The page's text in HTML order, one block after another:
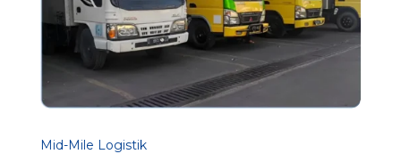
Mid-Mile Logistik